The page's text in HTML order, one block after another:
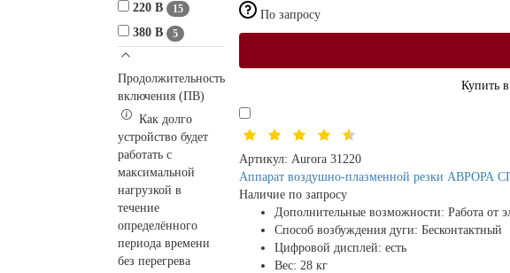
220 В
15
380 В 5
Продолжительность
включения (ПВ)
Как долго
устройство будет
работать с
максимальной
нагрузкой в
течение
определённого
периода времени
без перегрева
По запросу
Купить
Артикул: Aurora 31220
Аппарат воздушно-плазменной резки АВРОРА
Наличие по запросу
Дополнительные возможности: Работа от
Способ возбуждения дуги: Бесконтактный
Цифровой дисплей: есть
Вес: 28 кг